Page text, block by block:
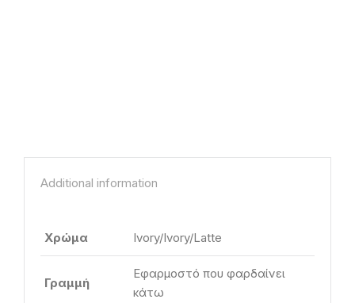
Additional information
Χρώμα Ivory/Ivory/Latte
Γραμμή
Εφαρμοστό που φαρδαίνει
κάτω